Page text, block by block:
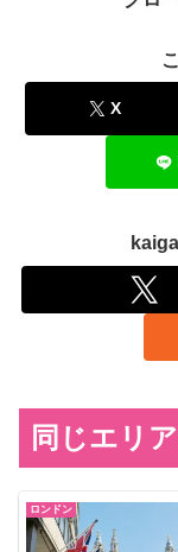
X
同じエリ
ロンドン